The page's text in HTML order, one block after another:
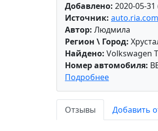
Добавлено: 2020-05-31
Источник: auto.ria.com
Автор: Людмила
Регион \ Город:
Найдено: Volkswagen
Номер автомобиля:
Подробнее
Отзывы
Добавить